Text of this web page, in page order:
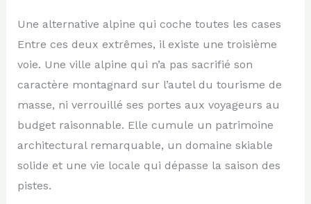
Une alternative alpine qui coche toutes les cases
Entre ces deux extrêmes, il existe une troisième
voie. Une ville alpine qui n’a pas sacrifié son
caractère montagnard sur l’autel du tourisme de
masse, ni verrouillé ses portes aux voyageurs au
budget raisonnable. Elle cumule un patrimoine
architectural remarquable, un domaine skiable
solide et une vie locale qui dépasse la saison des
pistes.